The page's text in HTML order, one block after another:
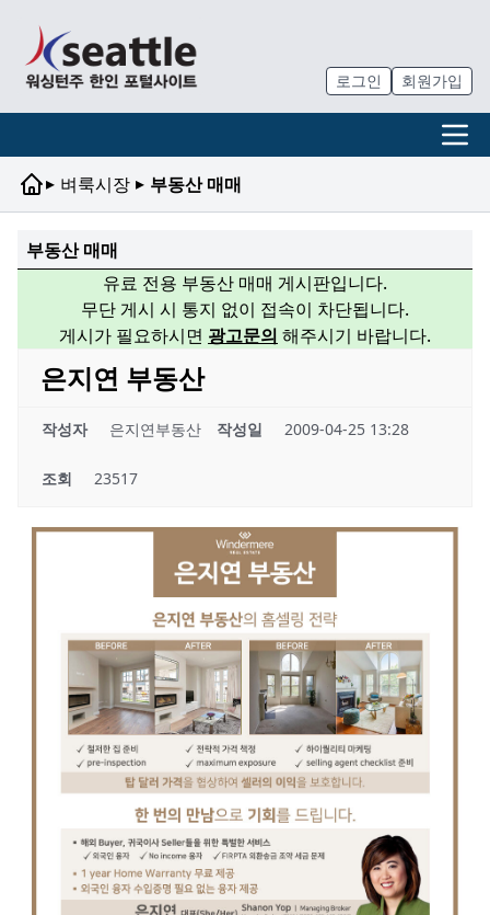
로그인 회원가입
▸ 벼룩시장 ▸ 부동산 매매
부동산 매매
유료 전용 부동산 매매 게시판입니다.
무단 게시 시 통지 없이 접속이 차단됩니다.
게시가 필요하시면 광고문의 해주시기 바랍니다.
은지연 부동산
작성자 은지연부동산 작성일 2009-04-25 13:28
조회 23517